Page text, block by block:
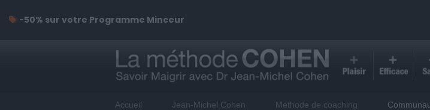
Accueil Jean-Michel Cohen Méthode de coaching
-50% sur votre Programme Minceur